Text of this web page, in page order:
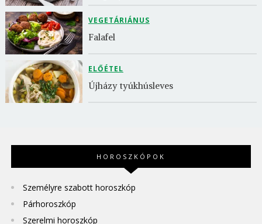
VEGETÁRIÁNUS
Falafel
ELŐÉTEL
Újházy tyúkhúsleves
HOROSZKÓPOK
Személyre szabott horoszkóp
Párhoroszkóp
Szerelmi horoszkóp